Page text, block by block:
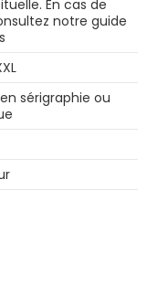
En cas de
notre guide
sérigraphie ou